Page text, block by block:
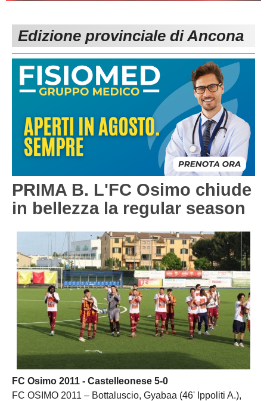
Carica la tua Rosa
1^ CATEGORIA
2^ CATEGORIA
3^ CATEGORIA
Edizione provinciale di Ancona
PRIMA B. L'FC Osimo chiude
in bellezza la regular season
FC Osimo 2011 - Castelleonese 5-0
FC OSIMO 2011 – Bottaluscio, Gyabaa (46' Ippoliti A.),